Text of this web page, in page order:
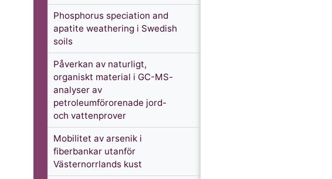
Phosphorus speciation and
apatite weathering i Swedish
soils
Påverkan av naturligt,
organiskt material i GC-MS-
analyser av
petroleumförorenade jord-
och vattenprover
Mobilitet av arsenik i
fiberbankar utanför
Västernorrlands kust